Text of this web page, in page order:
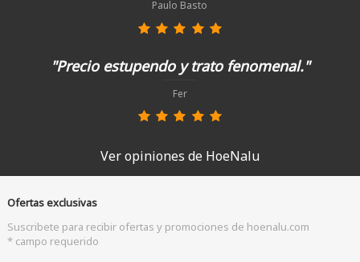
Paulo Basto
"Precio estupendo y trato fenomenal."
Fer
Ver opiniones de HoeNalu
Ofertas exclusivas
Suscribete para recibir ofertas y promociones de hoenalu.com
* campo requerido